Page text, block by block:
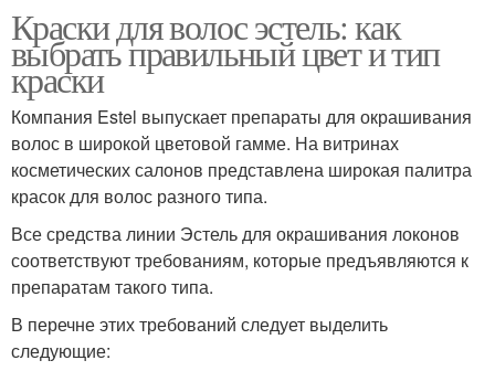
Краски для волос эстель: как
выбрать правильный цвет и тип
краски
Компания Estel выпускает препараты для окрашивания
волос в широкой цветовой гамме. На витринах
косметических салонов представлена широкая палитра
красок для волос разного типа.
Все средства линии Эстель для окрашивания локонов
соответствуют требованиям, которые предъявляются к
препаратам такого типа.
В перечне этих требований следует выделить
следующие: